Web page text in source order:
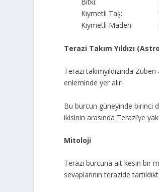
Kıymetli Taş:
Kıymetli Maden:
Terazi Takım Yıldızı
Terazi takımyıldızında
enleminde yer alır.
Bu burcun güneyinde birinci
ikisinin arasında Terazi’ye
Mitoloji
Terazi burcuna ait kesin bir
sevaplarının terazide